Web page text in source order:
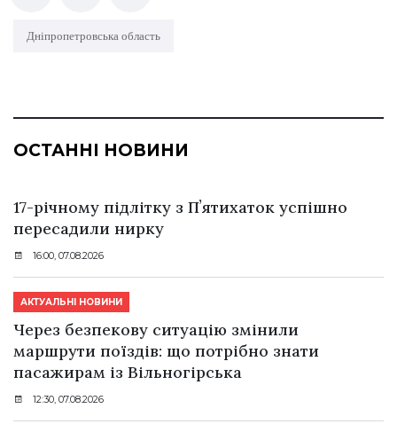
Дніпропетровська область
ОСТАННІ НОВИНИ
17-річному підлітку з Пʼятихаток успішно
пересадили нирку
16:00, 07.08.2026
АКТУАЛЬНІ НОВИНИ
Через безпекову ситуацію змінили
маршрути поїздів: що потрібно знати
пасажирам із Вільногірська
12:30, 07.08.2026